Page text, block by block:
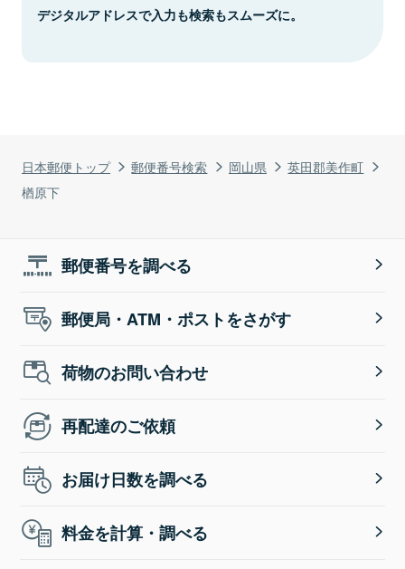
日本郵便トップ 郵便番号検索 岡山県
英田郡美作町
楢原下
デジタルアドレスで入力も検索もスムーズに。
郵便番号を調べる
郵便局・ATM・ポストをさがす
荷物のお問い合わせ
再配達のご依頼
お届け日数を調べる
料金を計算・調べる